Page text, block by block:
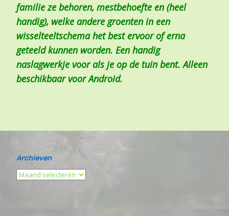
familie ze behoren, mestbehoefte en (heel
handig), welke andere groenten in een
wisselteeltschema het best ervoor of erna
geteeld kunnen worden. Een handig
naslagwerkje voor als je op de tuin bent. Alleen
beschikbaar voor Android.
Archieven